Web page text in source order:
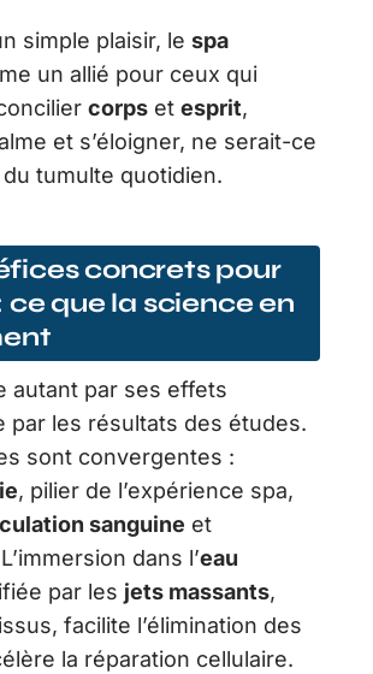
simple plaisir, le spa
un allié pour ceux qui
corps et esprit,
et s’éloigner, ne serait-ce
du tumulte quotidien.
concrets pour
ce que la science en
autant par ses effets
par les résultats des études.
sont convergentes :
, pilier de l’expérience spa,
sanguine et
dans l’eau
par les jets massants,
facilite l’élimination des
la réparation cellulaire.